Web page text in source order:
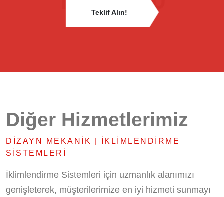
Teklif Alın!
Diğer Hizmetlerimiz
DIZAYN MEKANIK | İKLIMLENDIRME
SISTEMLERI
İklimlendirme Sistemleri için uzmanlık alanımızı
genişleterek, müşterilerimize en iyi hizmeti sunmayı